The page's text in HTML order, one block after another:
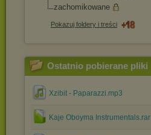
zachomikowane
Pokazuj foldery i treści
Ostatnio pobierane pliki
Xzibit - Paparazzi.mp3
Kaje Oboyma Instrumentals.rar